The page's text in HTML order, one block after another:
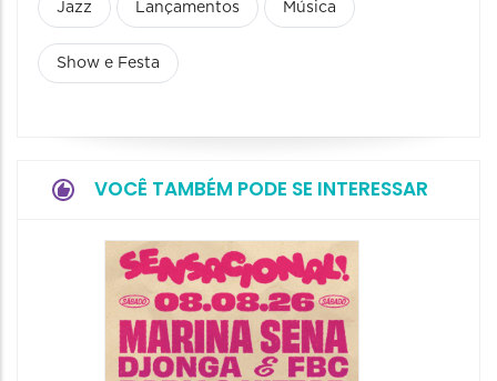
Jazz Lançamentos Música
Show e Festa
VOCÊ TAMBÉM PODE SE INTERESSAR